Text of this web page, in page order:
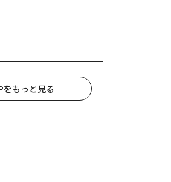
をもっと見る